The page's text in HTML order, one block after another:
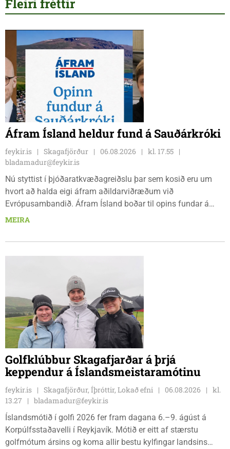
Fleiri fréttir
Áfram Ísland heldur fund á Sauðárkróki
feykir.is Skagafjörður 06.08.2026
kl. 17.55
bladamadur@feykir.is
Nú styttist í þjóðaratkvæðagreiðslu þar sem kosið eru um
hvort að halda eigi áfram aðildarviðræðum við
Evrópusambandið. Áfram Ísland boðar til opins fundar á
Frímúrarasalnum Borgarmýri 1 á Sauðarkróki, laugardaginn
nauðsynleg.
MEIRA
Golfklúbbur Skagafjarðar á þrjá
keppendur á Íslandsmeistaramótinu
feykir.is Skagafjörður, Íþróttir, Lokað efni 06.08.2026
kl.
13.27
bladamadur@feykir.is
Íslandsmótið í golfi 2026 fer fram dagana 6.–9. ágúst á
Korpúlfsstaðavelli í Reykjavík. Mótið er eitt af stærstu
golfmótum ársins og koma allir bestu kylfingar landsins